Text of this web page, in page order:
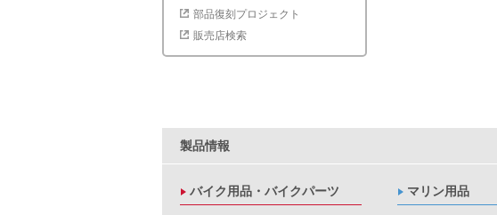
部品復刻プロジェクト
販売店検索
製品情報
バイク用品・バイクパーツ マリン用品